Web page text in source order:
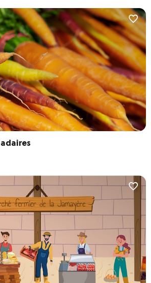
lac et forêts
Réinitialiser les filtres